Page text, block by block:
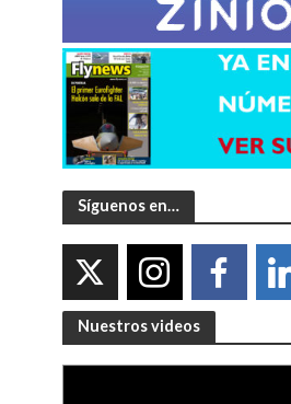
Síguenos en…
Nuestros videos